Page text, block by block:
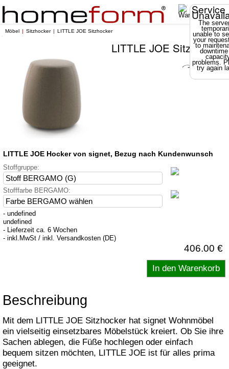
Service
The
unable to
your
to
problems.
try again
Möbel Sitzhocker LITTLE JOE Sitzhocker
LITTLE JOE Sitzhocker
LITTLE JOE Hocker von signet, Bezug nach Kundenwunsch
Stoffgruppe:
Stofffarbe BERGAMO:
- undefined
undefined
- Lieferzeit ca. 6 Wochen
- inkl.MwSt / inkl. Versandkosten (DE)
406.00 €
Beschreibung
Mit dem LITTLE JOE Sitzhocker hat signet Wohnmöbel
ein vielseitig einsetzbares Möbelstück kreiert. Ob Sie ihre
Sachen ablegen, die Füße hochlegen oder einfach
bequem sitzen möchten, LITTLE JOE ist für alles prima
geeignet.